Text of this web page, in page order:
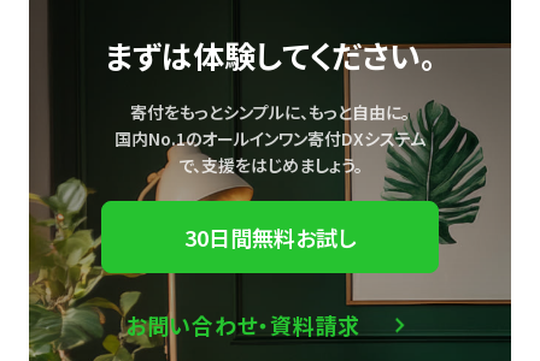
まずは体験してください。
寄付をもっとシンプルに、もっと自由に。
国内No.1のオールインワン寄付DXシステム
で、支援をはじめましょう。
30日間無料お試し
お問い合わせ・資料請求